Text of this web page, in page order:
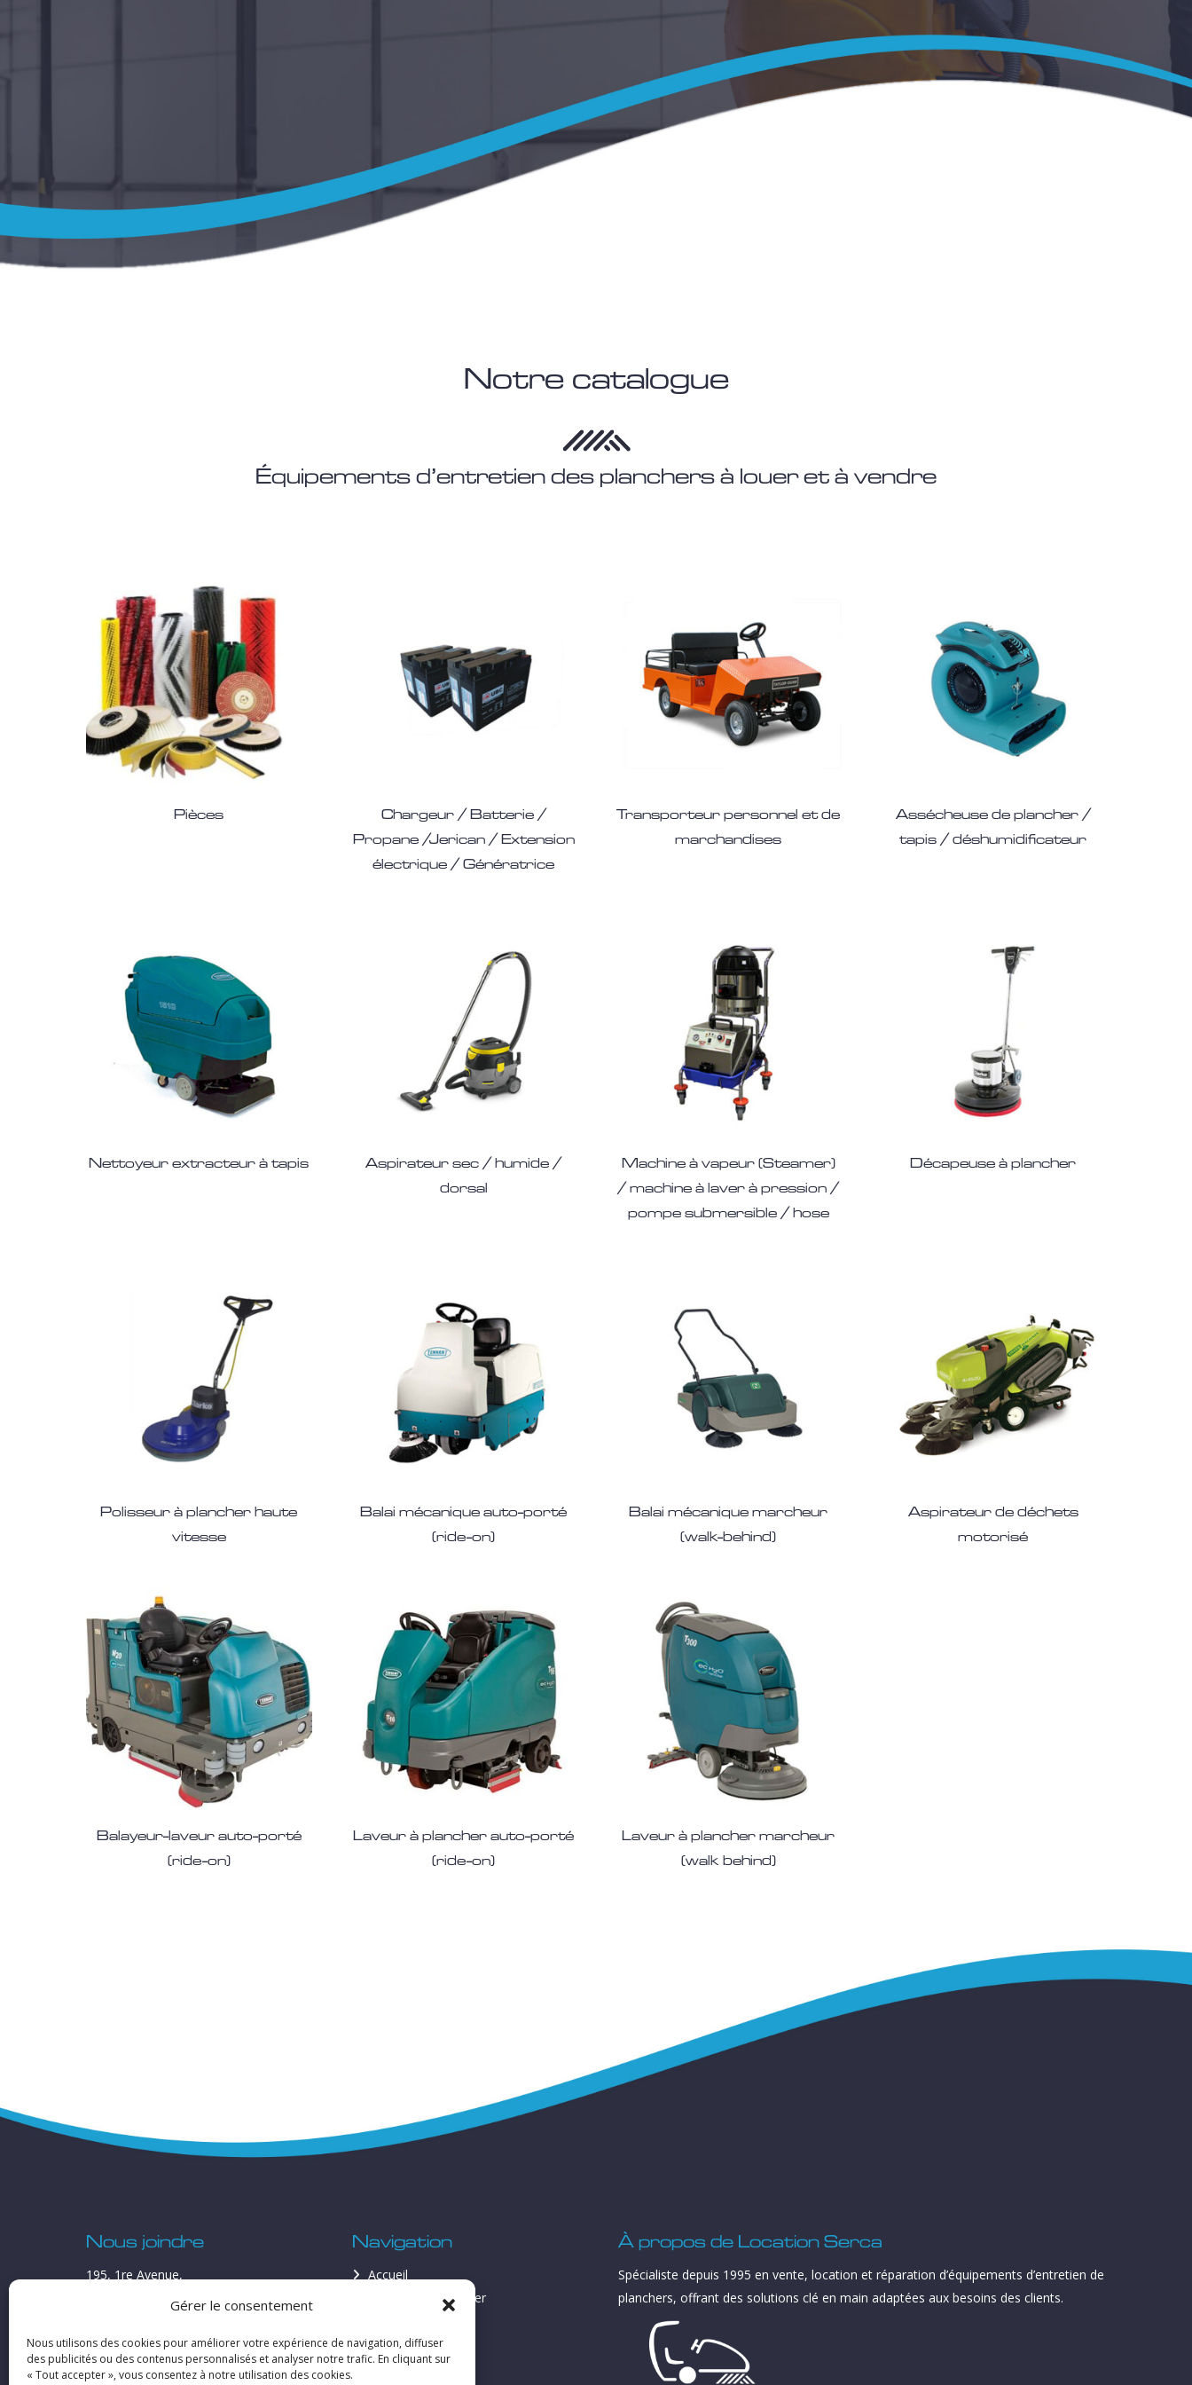
Gérer le consentement
Nous utilisons des cookies pour améliorer votre expérience de navigation, diffuser
des publicités ou des contenus personnalisés et analyser notre trafic. En cliquant sur
« Tout accepter », vous consentez à notre utilisation des cookies.
Notre catalogue
Équipements d’entretien des planchers à louer et à vendre
Pièces
Chargeur / Batterie /
Propane /Jerican / Extension
électrique / Génératrice
Transporteur personnel et de
marchandises
Assécheuse de plancher /
tapis / déshumidificateur
Nettoyeur extracteur à tapis
Aspirateur sec / humide /
dorsal
Machine à vapeur (Steamer)
/ machine à laver à pression /
pompe submersible / hose
Décapeuse à plancher
Polisseur à plancher haute
vitesse
Balai mécanique auto-porté
(ride-on)
Balai mécanique marcheur
(walk-behind)
Aspirateur de déchets
motorisé
Balayeur-laveur auto-porté
(ride-on)
Laveur à plancher auto-porté
(ride-on)
Laveur à plancher marcheur
(walk behind)
Nous joindre
195, 1re Avenue,
(514) 453-9584
location@serca-inc.com
Navigation
Accueil
Équipements à louer
Vente
Services
À propos de Location Serca
Spécialiste depuis 1995 en vente, location et réparation d’équipements d’entretien de
planchers, offrant des solutions clé en main adaptées aux besoins des clients.